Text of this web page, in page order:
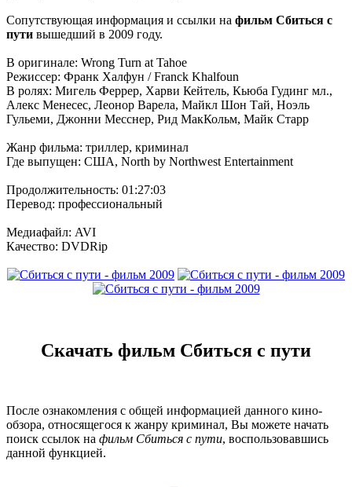
Сопутствующая информация и ссылки на фильм Сбиться с
пути вышедший в 2009 году.
В оригинале: Wrong Turn at Tahoe
Режиссер: Франк Халфун / Franck Khalfoun
В ролях: Мигель Феррер, Харви Кейтель, Кьюба Гудинг мл.,
Алекс Менесес, Леонор Варела, Майкл Шон Тай, Ноэль
Гульеми, Джонни Месснер, Рид МакКольм, Майк Старр
Жанр фильма: триллер, криминал
Где выпущен: США, North by Northwest Entertainment
Продолжительность: 01:27:03
Перевод: профессиональный
Медиафайл: AVI
Качество: DVDRip
Скачать фильм Сбиться с пути
После ознакомления с общей информацией данного кино-
обзора, относящегося к жанру криминал, Вы можете начать
поиск ссылок на фильм Сбиться с пути, воспользовавшись
данной функцией.